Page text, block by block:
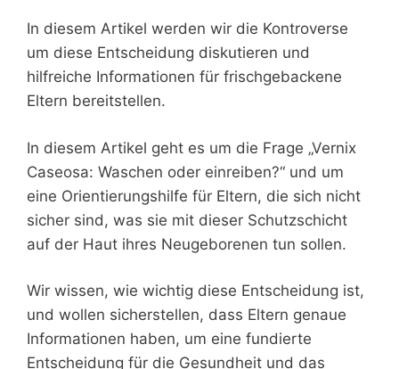
In diesem Artikel werden wir die Kontroverse
um diese Entscheidung diskutieren und
hilfreiche Informationen für frischgebackene
Eltern bereitstellen.
In diesem Artikel geht es um die Frage „Vernix
Caseosa: Waschen oder einreiben?“ und um
eine Orientierungshilfe für Eltern, die sich nicht
sicher sind, was sie mit dieser Schutzschicht
auf der Haut ihres Neugeborenen tun sollen.
Wir wissen, wie wichtig diese Entscheidung ist,
und wollen sicherstellen, dass Eltern genaue
Informationen haben, um eine fundierte
Entscheidung für die Gesundheit und das